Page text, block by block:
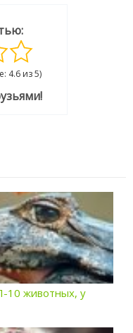
4.6 из 5)
10 животных, у